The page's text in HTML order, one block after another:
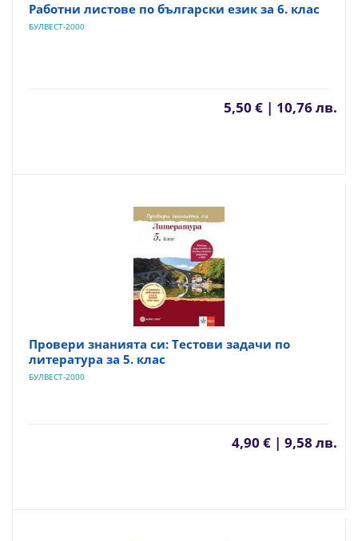
Работни листове по български език за 6. клас
БУЛВЕСТ-2000
5,50 € | 10,76 лв.
Провери знанията си: Тестови задачи по
литература за 5. клас
БУЛВЕСТ-2000
4,90 € | 9,58 лв.